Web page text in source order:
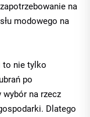
na
modowego na
to nie tylko
po
na rzecz
Dlatego